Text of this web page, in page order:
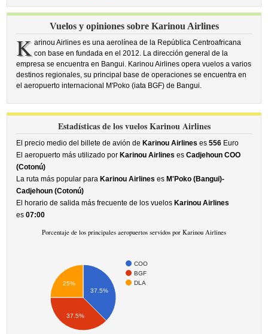
Vuelos y opiniones sobre Karinou Airlines
K arinou Airlines es una aerolínea de la República Centroafricana
con base en fundada en el 2012. La dirección general de la
empresa se encuentra en Bangui. Karinou Airlines opera vuelos a varios
destinos regionales, su principal base de operaciones se encuentra en
el aeropuerto internacional M'Poko (iata BGF) de Bangui.
Estadísticas de los vuelos Karinou Airlines
El precio medio del billete de avión de Karinou Airlines es556 Euro
El aeropuerto más utilizado por Karinou Airlines esCadjehoun COO
(Cotonú)
La ruta más popular para Karinou Airlines es M'Poko (Bangui)-
Cadjehoun (Cotonú)
El horario de salida más frecuente de los vuelos Karinou Airlines
es07:00
Porcentaje de los principales aeropuertos servidos por Karinou Airlines
COO
BGF
DLA
37.5%
25%
37.5%